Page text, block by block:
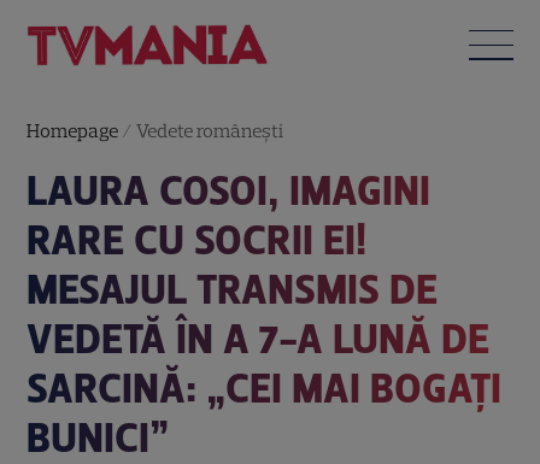
Homepage /Vedete româneşti
LAURA COSOI, IMAGINI
RARE CU SOCRII EI!
MESAJUL TRANSMIS DE
VEDETĂ ÎN A 7-A LUNĂ DE
SARCINĂ: „CEI MAI BOGAȚI
BUNICI”